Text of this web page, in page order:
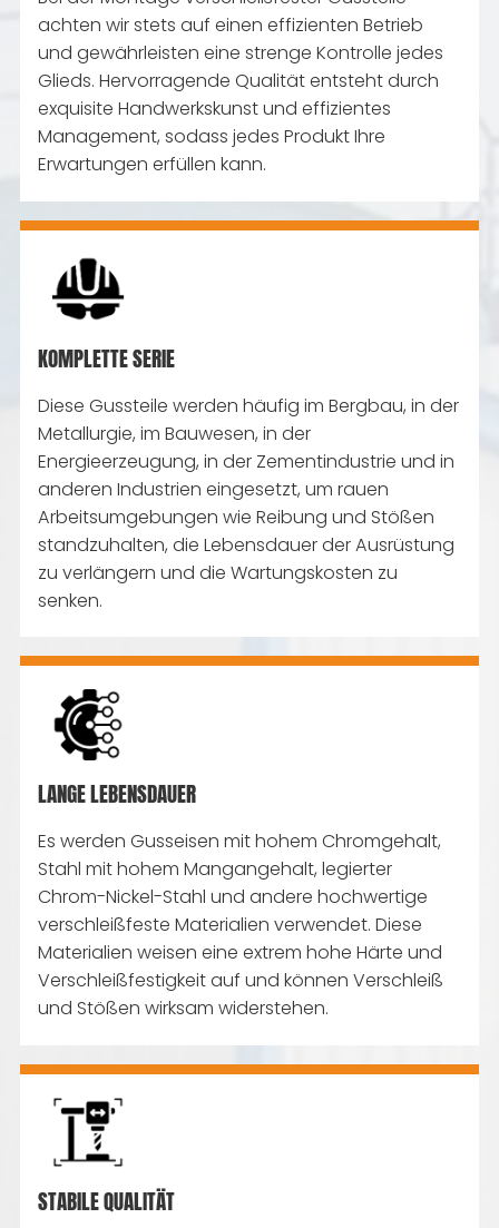
achten wir stets auf einen effizienten Betrieb
und gewährleisten eine strenge Kontrolle jedes
Glieds. Hervorragende Qualität entsteht durch
exquisite Handwerkskunst und effizientes
Management, sodass jedes Produkt Ihre
Erwartungen erfüllen kann.
KOMPLETTE SERIE
Diese Gussteile werden häufig im Bergbau, in der
Metallurgie, im Bauwesen, in der
Energieerzeugung, in der Zementindustrie und in
anderen Industrien eingesetzt, um rauen
Arbeitsumgebungen wie Reibung und Stößen
standzuhalten, die Lebensdauer der Ausrüstung
zu verlängern und die Wartungskosten zu
senken.
LANGE LEBENSDAUER
Es werden Gusseisen mit hohem Chromgehalt,
Stahl mit hohem Mangangehalt, legierter
Chrom-Nickel-Stahl und andere hochwertige
verschleißfeste Materialien verwendet. Diese
Materialien weisen eine extrem hohe Härte und
Verschleißfestigkeit auf und können Verschleiß
und Stößen wirksam widerstehen.
STABILE QUALITÄT